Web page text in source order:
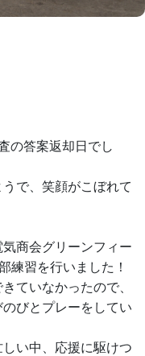
の答案返却日でし
で、笑顔がこぼれて
商会グリーンフィー
練習を行いました！
ていなかったので、
びとプレーをしてい
い中、応援に駆けつ